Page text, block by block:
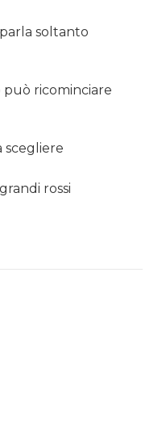
soltanto
ricominciare
scegliere
rossi